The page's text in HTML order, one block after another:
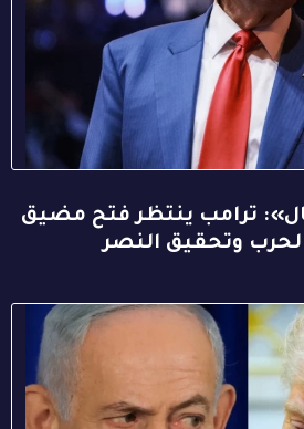
ترامب ينتظر فتح مضيق
الحرب وتحقيق النصر